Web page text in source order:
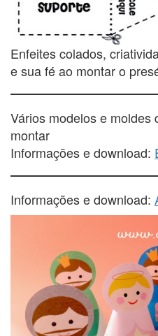
Enfeites colados,
e sua fé ao montar o
Vários modelos e moldes
montar
Informações e download:
Informações e download: